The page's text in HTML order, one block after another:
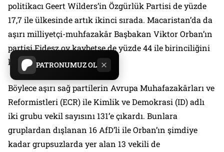
PATRONUMUZ OL
politikacı Geert Wilders’in Özgürlük Partisi de yüzde
17,7 ile ülkesinde artık ikinci sırada. Macaristan’da da
aşırı milliyetçi-muhfazakâr Başbakan Viktor Orban’ın
partisi Fidesz oy kaybetse de yüzde 44 ile birinciliğini
korumayı başardı.
Böylece aşırı sağ partilerin Avrupa Muhafazakârları ve
Reformistleri (ECR) ile Kimlik ve Demokrasi (ID) adlı
iki grubu vekil sayısını 131’e çıkardı. Bunlara
gruplardan dışlanan 16 AfD’li ile Orban’ın şimdiye
kadar grupsuzlarda yer alan 13 vekili de